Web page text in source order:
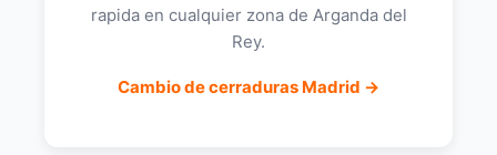
rapida en cualquier zona de Arganda del
Rey.
Cambio de cerraduras Madrid →